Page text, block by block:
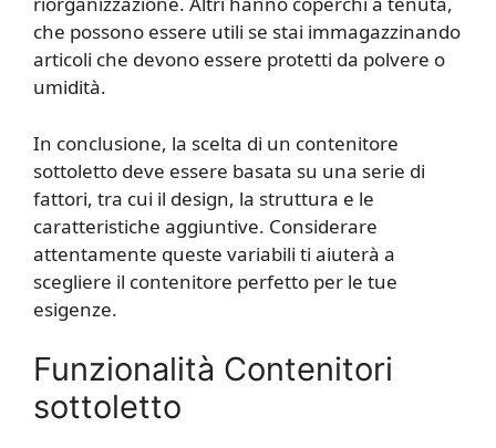
che possono essere utili se stai immagazzinando
articoli che devono essere protetti da polvere o
umidità.
In conclusione, la scelta di un contenitore
sottoletto deve essere basata su una serie di
fattori, tra cui il design, la struttura e le
caratteristiche aggiuntive. Considerare
attentamente queste variabili ti aiuterà a
scegliere il contenitore perfetto per le tue
esigenze.
Funzionalità Contenitori
sottoletto